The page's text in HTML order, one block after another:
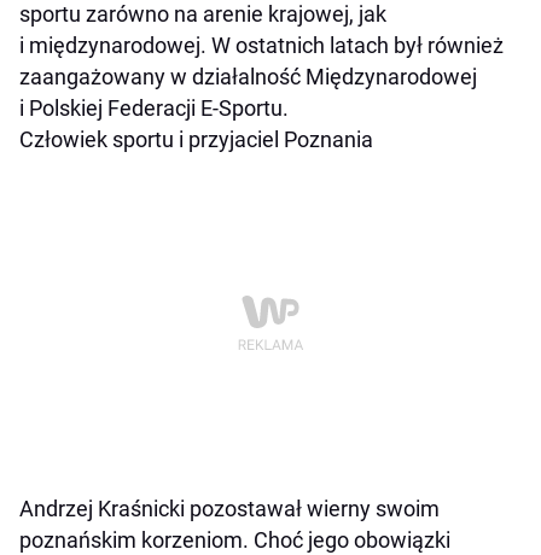
sportu zarówno na arenie krajowej, jak
i międzynarodowej. W ostatnich latach był również
zaangażowany w działalność Międzynarodowej
i Polskiej Federacji E-Sportu.
Człowiek sportu i przyjaciel Poznania
Andrzej Kraśnicki pozostawał wierny swoim
poznańskim korzeniom. Choć jego obowiązki